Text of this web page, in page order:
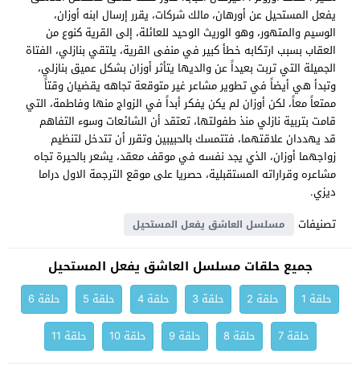
يفعل المستحيل عن أورهان، مالك شركات، يقرر إرسال ابنه أوزان،
الوسيم والمتهور، وهو الوريث الوحيد للعائلة، إلى القرية كنوع من
العقاب بسبب ارتكابه خطأ كبير في منفى القرية، يلتقي بنازلي، الفتاة
الجميلة التي تربت بعيداً عن والديها يتأثر أوزان بشكل عميق بنازلي،
وتبدأ هي أيضاً في تطوير مشاعر غير متوقعة تجاهه يقضيان وقتاً
ممتعاً معاً، لكن أوزان لم يكن يفكر أبداً في الزواج منها وفاطمة، التي
قامت بتربية نازلي منذ طفولتها، تعتقد أن الشائعات وسوء التفاهم
قد يهددان علاقتهما، فتتمسك بالحبيبين وتقرر أن تتدخل لتنظيم
زواجهما أوزان، الذي يجد نفسه في موقف معقد، يشعر بالحيرة تجاه
مشاعره وقراراته المستقبلية، حصريا على موقع الترجمة الاول دراما
ديزي.
تصنيفات
مسلسل العاشق يفعل المستحيل
جميع حلقات مسلسل العاشق يفعل المستحيل
حلقة 1 حلقة 2 حلقة 3 حلقة 4 حلقة 5
حلقة 6
حلقة 7
حلقة 8 حلقة 9 حلقة 10 حلقة 11